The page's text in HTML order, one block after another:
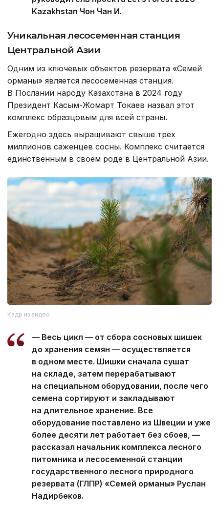
Kazakhstan Чон Чан И.
Уникальная лесосеменная станция
Центральной Азии
Одним из ключевых объектов резервата «Семей
орманы» является лесосеменная станция.
В Послании народу Казахстана в 2024 году
Президент Касым-Жомарт Токаев назвал этот
комплекс образцовым для всей страны.
Ежегодно здесь выращивают свыше трех
миллионов саженцев сосны. Комплекс считается
единственным в своем роде в Центральной Азии.
Кадр из видео
— Весь цикл — от сбора сосновых шишек
до хранения семян — осуществляется
в одном месте. Шишки сначала сушат
на складе, затем перерабатывают
на специальном оборудовании, после чего
семена сортируют и закладывают
на длительное хранение. Все
оборудование поставлено из Швеции и уже
более десяти лет работает без сбоев, —
рассказал начальник комплекса лесного
питомника и лесосеменной станции
государственного лесного природного
резервата (ГЛПР) «Семей орманы» Руслан
Надирбеков.